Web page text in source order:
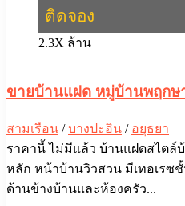
ติดจอง
2.3X ล้าน
ขายบ้านแฝด หมู่บ้านพฤกษ
สามเรือน /บางปะอิน / อยุธยา
ราคานี้ ไม่มีแล้ว บ้านแฝดสไตล์
หลัก หน้าบ้านวิวสวน มีเทอเรซ
ด้านข้างบ้านและห้องครัว...